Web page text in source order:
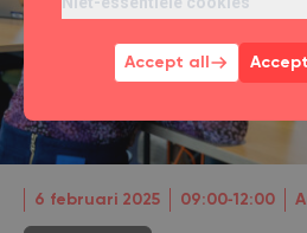
Accept all
6 februari 2025 09:00‐12:00